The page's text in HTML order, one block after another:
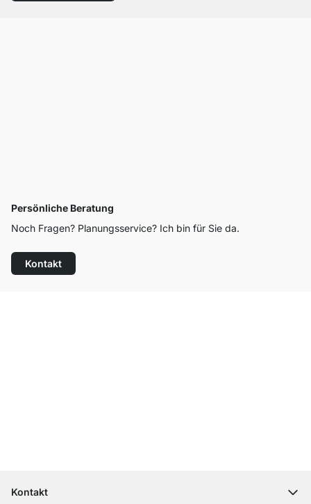
Persönliche Beratung
Noch Fragen? Planungsservice? Ich bin für Sie da.
Kontakt
Kontakt